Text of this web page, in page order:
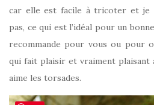
car elle est facile à tricoter et je
pas, ce qui est l’idéal pour un
recommande pour vous ou pour
qui fait plaisir et vraiment
aime les torsades.